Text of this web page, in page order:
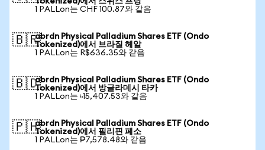
1 PALLon는 CHF 100.87와 같음
🇧🇷abrdn Physical Palladium Shares ETF (Ondo
Tokenized)에서 브라질 헤알
1 PALLon는 R$636.35와 같음
🇧🇩abrdn Physical Palladium Shares ETF (Ondo
Tokenized)에서 방글라데시 타카
1 PALLon는 ৳15,407.53와 같음
🇵🇭abrdn Physical Palladium Shares ETF (Ondo
Tokenized)에서 필리핀 페소
1 PALLon는 ₱7,578.48와 같음